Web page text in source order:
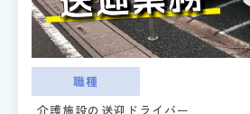
職種
介護施設の送迎ドライバー